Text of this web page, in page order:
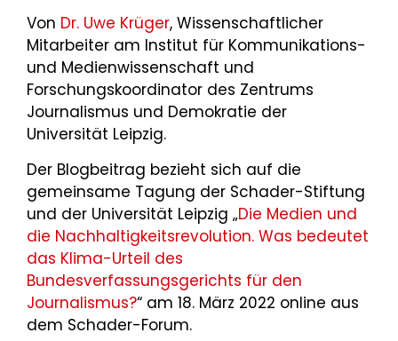
Von Dr. Uwe Krüger, Wissenschaftlicher
Mitarbeiter am Institut für Kommunikations-
und Medienwissenschaft und
Forschungskoordinator des Zentrums
Journalismus und Demokratie der
Universität Leipzig.
Der Blogbeitrag bezieht sich auf die
gemeinsame Tagung der Schader-Stiftung
und der Universität Leipzig „Die Medien und
die Nachhaltigkeitsrevolution. Was bedeutet
das Klima-Urteil des
Bundesverfassungsgerichts für den
Journalismus?“ am 18. März 2022 online aus
dem Schader-Forum.